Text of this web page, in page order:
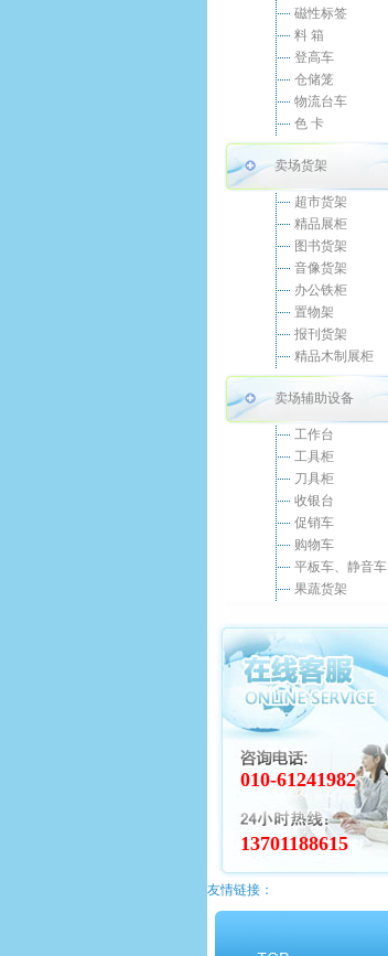
磁性标签
料 箱
登高车
仓储笼
物流台车
色 卡
卖场货架
超市货架
精品展柜
图书货架
音像货架
办公铁柜
置物架
报刊货架
精品木制展柜
卖场辅助设备
工作台
工具柜
刀具柜
收银台
促销车
购物车
平板车、静音车
果蔬货架
010-61241982
13701188615
友情链接：